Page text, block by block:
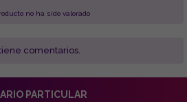
no ha sido valorado
comentarios.
PARTICULAR